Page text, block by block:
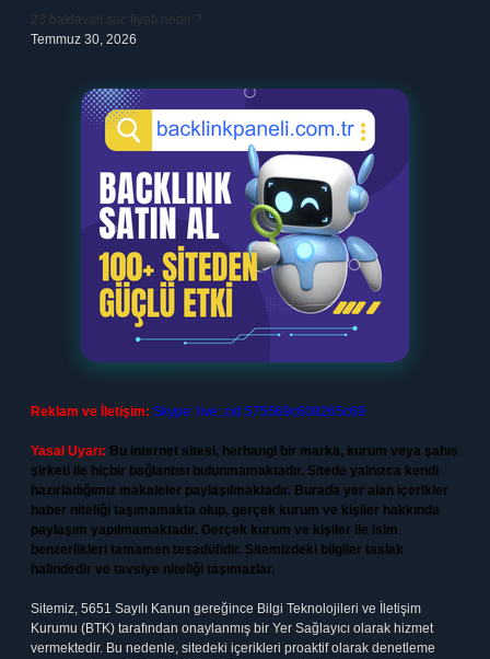
23 baklavalı sac fiyatı nedir ?
Temmuz 30, 2026
Reklam ve İletişim: Skype: live:.cid.575569c608265c69
Yasal Uyarı: Bu internet sitesi, herhangi bir marka, kurum veya şahıs
şirketi ile hiçbir bağlantısı bulunmamaktadır. Sitede yalnızca kendi
hazırladığımız makaleler paylaşılmaktadır. Burada yer alan içerikler
haber niteliği taşımamakta olup, gerçek kurum ve kişiler hakkında
paylaşım yapılmamaktadır. Gerçek kurum ve kişiler ile isim
benzerlikleri tamamen tesadüfidir. Sitemizdeki bilgiler taslak
halindedir ve tavsiye niteliği taşımazlar.
Sitemiz, 5651 Sayılı Kanun gereğince Bilgi Teknolojileri ve İletişim
Kurumu (BTK) tarafından onaylanmış bir Yer Sağlayıcı olarak hizmet
vermektedir. Bu nedenle, sitedeki içerikleri proaktif olarak denetleme